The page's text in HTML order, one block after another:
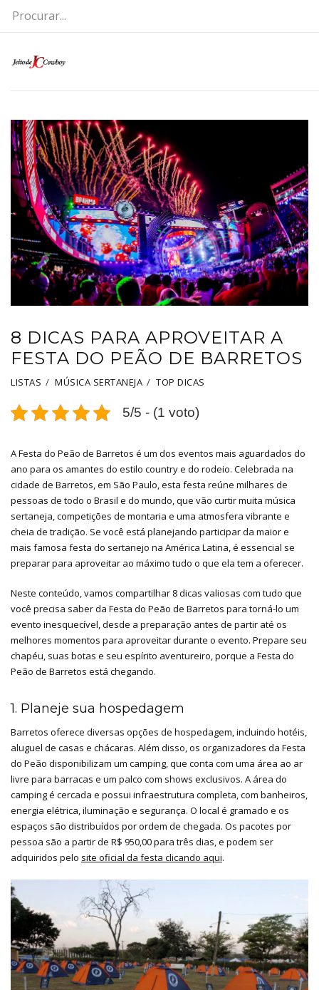
8 DICAS PARA APROVEITAR A
FESTA DO PEÃO DE BARRETOS
LISTAS MÚSICA SERTANEJA TOP DICAS
5/5 - (1 voto)
A Festa do Peão de Barretos é um dos eventos mais aguardados do
ano para os amantes do estilo country e do rodeio. Celebrada na
cidade de Barretos, em São Paulo, esta festa reúne milhares de
pessoas de todo o Brasil e do mundo, que vão curtir muita música
sertaneja, competições de montaria e uma atmosfera vibrante e
cheia de tradição. Se você está planejando participar da maior e
mais famosa festa do sertanejo na América Latina, é essencial se
preparar para aproveitar ao máximo tudo o que ela tem a oferecer.
Neste conteúdo, vamos compartilhar 8 dicas valiosas com tudo que
você precisa saber da Festa do Peão de Barretos para torná-lo um
evento inesquecível, desde a preparação antes de partir até os
melhores momentos para aproveitar durante o evento. Prepare seu
chapéu, suas botas e seu espírito aventureiro, porque a Festa do
Peão de Barretos está chegando.
1. Planeje sua hospedagem
Barretos oferece diversas opções de hospedagem, incluindo hotéis,
aluguel de casas e chácaras. Além disso, os organizadores da Festa
do Peão disponibilizam um camping, que conta com uma área ao ar
livre para barracas e um palco com shows exclusivos. A área do
camping é cercada e possui infraestrutura completa, com banheiros,
energia elétrica, iluminação e segurança. O local é gramado e os
espaços são distribuídos por ordem de chegada. Os pacotes por
pessoa são a partir de R$ 950,00 para três dias, e podem ser
adquiridos pelo site oficial da festa clicando aqui.